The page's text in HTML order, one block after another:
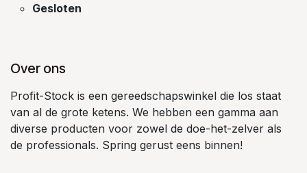
Gesloten
Over ons
Profit-Stock is een gereedschapswinkel die los staat
van al de grote ketens. We hebben een gamma aan
diverse producten voor zowel de doe-het-zelver als
de professionals. Spring gerust eens binnen!